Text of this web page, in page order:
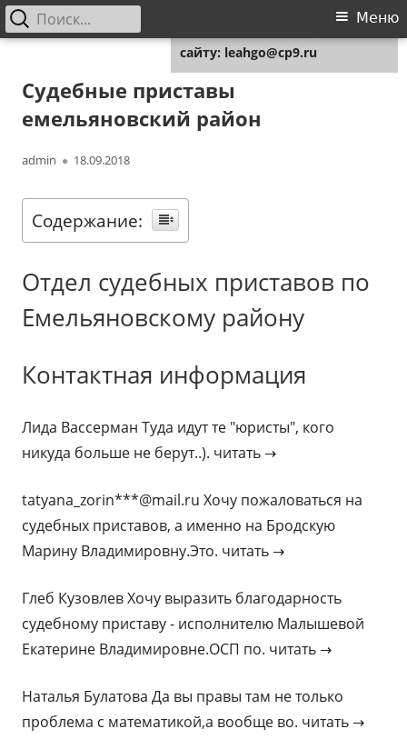
содержимому
Основное
Меню
Найти:
Судебные приставы
емельяновский район
Автор
admin Опубликовано
18.09.2018
Содержание:
Отдел судебных приставов по
Емельяновскому району
Контактная информация
Лида Вассерман Туда идут те "юристы", кого
никуда больше не берут..). читать →
tatyana_zorin***@mail.ru Хочу пожаловаться на
судебных приставов, а именно на Бродскую
Марину Владимировну.Это. читать →
Глеб Кузовлев Хочу выразить благодарность
судебному приставу - исполнителю Малышевой
Екатерине Владимировне.ОСП по. читать →
Наталья Булатова Да вы правы там не только
проблема с математикой,а вообще во. читать →
сайту: leahgo@cp9.ru